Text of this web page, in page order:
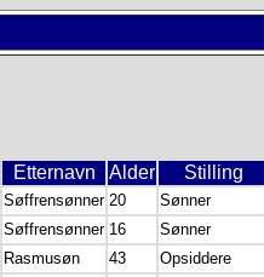
Etternavn Alder Stilling
Søffrensønner 20
Sønner
Søffrensønner 16
Sønner
Rasmusøn 43 Opsiddere